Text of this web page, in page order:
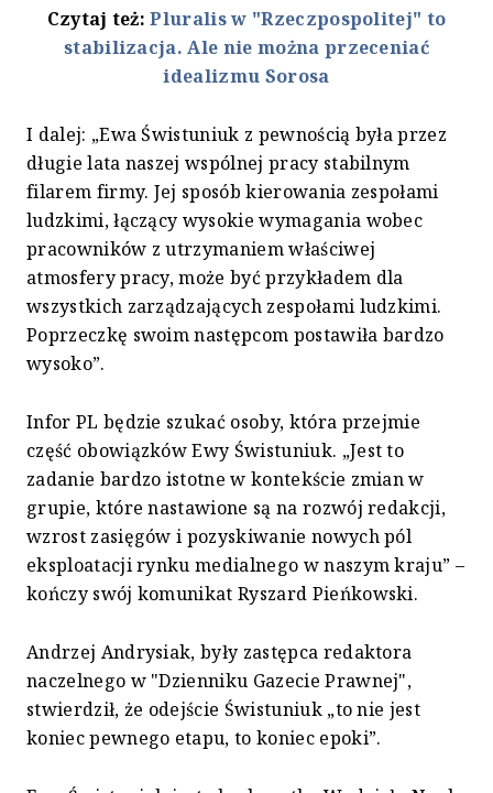
Czytaj też:Pluralis w "Rzeczpospolitej" to
stabilizacja. Ale nie można przeceniać
idealizmu Sorosa
I dalej: „Ewa Świstuniuk z pewnością była przez
długie lata naszej wspólnej pracy stabilnym
filarem firmy. Jej sposób kierowania zespołami
ludzkimi, łączący wysokie wymagania wobec
pracowników z utrzymaniem właściwej
atmosfery pracy, może być przykładem dla
wszystkich zarządzających zespołami ludzkimi.
Poprzeczkę swoim następcom postawiła bardzo
wysoko”.
Infor PL będzie szukać osoby, która przejmie
część obowiązków Ewy Świstuniuk. „Jest to
zadanie bardzo istotne w kontekście zmian w
grupie, które nastawione są na rozwój redakcji,
wzrost zasięgów i pozyskiwanie nowych pól
eksploatacji rynku medialnego w naszym kraju” –
kończy swój komunikat Ryszard Pieńkowski.
Andrzej Andrysiak, były zastępca redaktora
naczelnego w "Dzienniku Gazecie Prawnej",
stwierdził, że odejście Świstuniuk „to nie jest
koniec pewnego etapu, to koniec epoki”.